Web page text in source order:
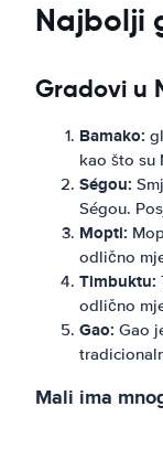
Najbolji
Gradovi u
Bamako:
kao što su
Ségou:
Ségou.
Mopti:
odlično
Timbuktu:
odlično
Gao: Gao
Mali ima